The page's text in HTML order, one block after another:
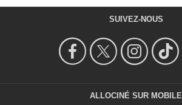
SUIVEZ-NOUS
ALLOCINÉ SUR MOBILE